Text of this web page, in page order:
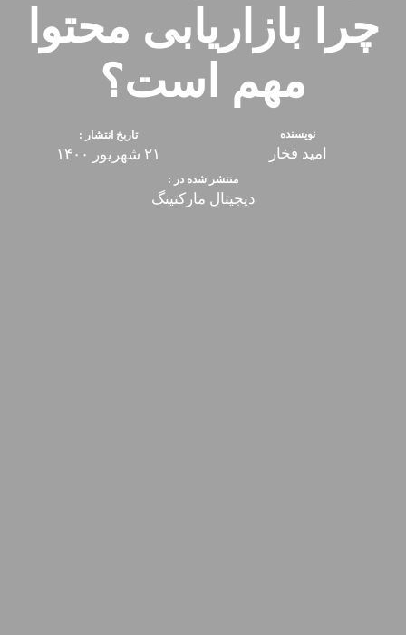
چرا بازاریابی محتوا
مهم است؟
نویسنده
امید فخار
تاریخ انتشار :
۲۱ شهریور ۱۴۰۰
منتشر شده در :
دیجیتال مارکتینگ